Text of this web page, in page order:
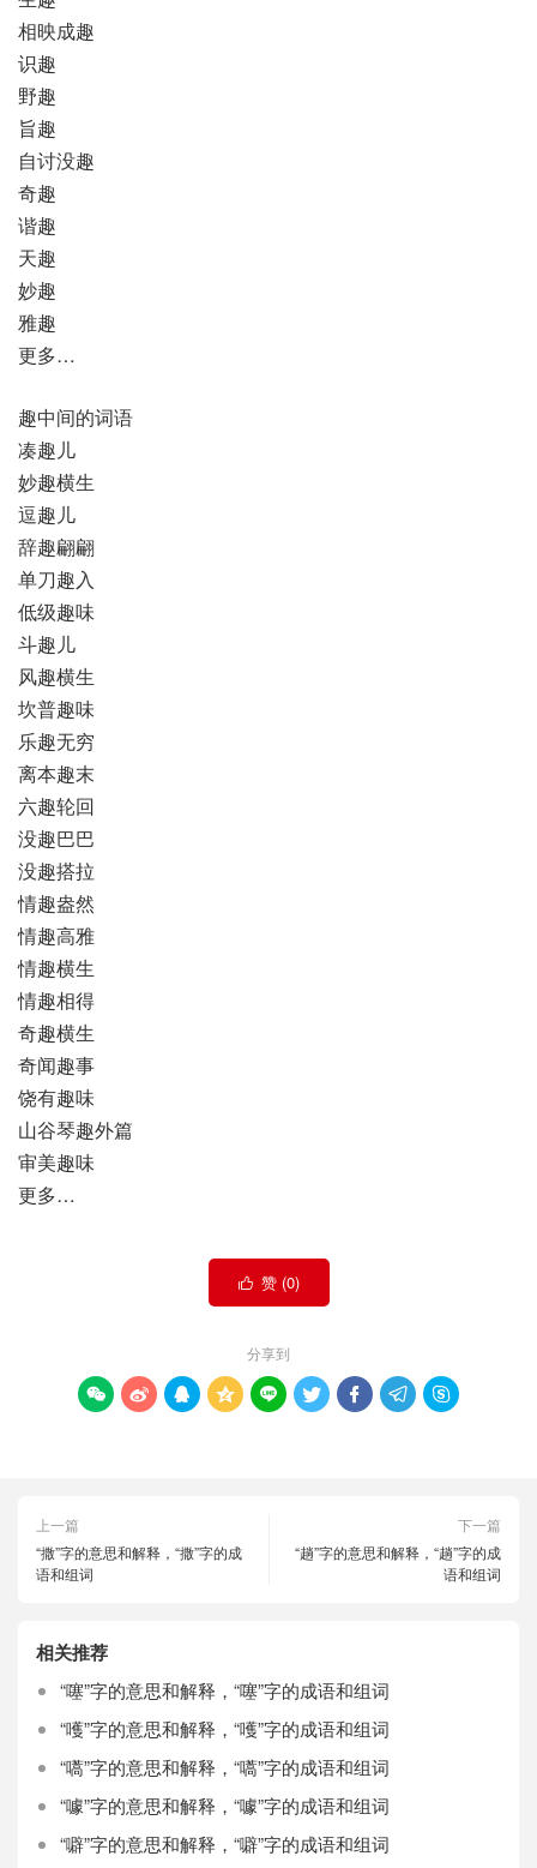
相映成趣
识趣
野趣
旨趣
自讨没趣
奇趣
谐趣
天趣
妙趣
雅趣
更多…
趣中间的词语
凑趣儿
妙趣横生
逗趣儿
辞趣翩翩
单刀趣入
低级趣味
斗趣儿
风趣横生
坎普趣味
乐趣无穷
离本趣末
六趣轮回
没趣巴巴
没趣搭拉
情趣盎然
情趣高雅
情趣横生
情趣相得
奇趣横生
奇闻趣事
饶有趣味
山谷琴趣外篇
审美趣味
更多…
 赞 (0)
分享到
        
上一篇
“撒”字的意思和解释，“撒”字的成
语和组词
下一篇
“趟”字的意思和解释，“趟”字的成
语和组词
相关推荐
“噻”字的意思和解释，“噻”字的成语和组词
“嚄”字的意思和解释，“嚄”字的成语和组词
“嚆”字的意思和解释，“嚆”字的成语和组词
“噱”字的意思和解释，“噱”字的成语和组词
“噼”字的意思和解释，“噼”字的成语和组词